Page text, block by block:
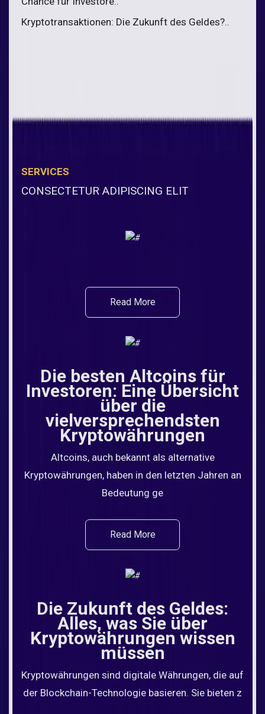
Kryptotransaktionen: Die Zukunft des Geldes?..
SERVICES
CONSECTETUR ADIPISCING ELIT
Read More
Die besten Altcoins für
Investoren: Eine Übersicht
über die
vielversprechendsten
Kryptowährungen
Altcoins, auch bekannt als alternative
Kryptowährungen, haben in den letzten Jahren an
Bedeutung ge
Read More
Die Zukunft des Geldes:
Alles, was Sie über
Kryptowährungen wissen
müssen
Kryptowährungen sind digitale Währungen, die auf
der Blockchain-Technologie basieren. Sie bieten z